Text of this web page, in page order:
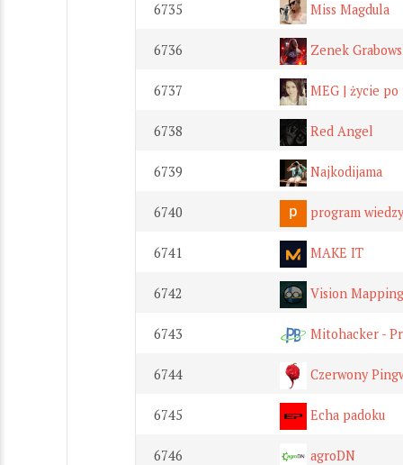
6735 Miss Magdula
6736 Zenek
6737 MEG | życie
6738 Red Angel
6739 Najkodijama
6740 program
6741 MAKE IT
6742 Vision Mapping
6743 Mitohacker -
6744 Czerwony
6745 Echa padoku
6746 agroDN